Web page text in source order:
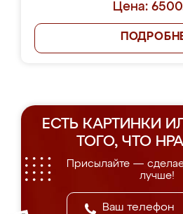
Цена:
ЕСТЬ КАРТИНКИ
ТОГО, ЧТО
Присылайте —
лучше!